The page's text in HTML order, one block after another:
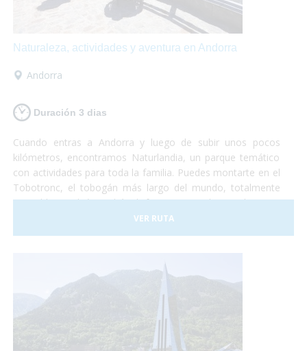
Naturaleza, actividades y aventura en Andorra
Andorra
Duración 3 dias
Cuando entras a Andorra y luego de subir unos pocos
kilómetros, encontramos Naturlandia, un parque temático
con actividades para toda la familia. Puedes montarte en el
Tobotronc, el tobogán más largo del mundo, totalmente
accesible, también podrás disfrutar paseando por el parque
de animales donde encontrarás osos, ciervos, lobos y
hasta una granja llena de animales!
VER RUTA